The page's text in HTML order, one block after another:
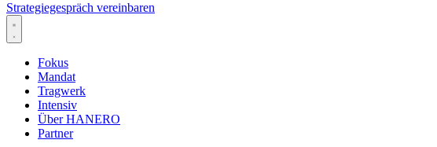
Strategiegespräch vereinbaren
Fokus
Mandat
Tragwerk
Intensiv
Über HANERO
Partner